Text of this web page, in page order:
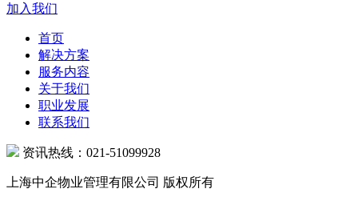
加入我们
首页
解决方案
服务内容
关于我们
职业发展
联系我们
资讯热线：021-51099928
上海中企物业管理有限公司 版权所有